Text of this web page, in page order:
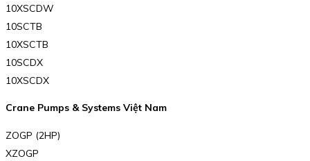
10XSCDW
10SCTB
10XSCTB
10SCDX
10XSCDX
Crane Pumps & Systems Việt Nam
ZOGP (2HP)
XZOGP